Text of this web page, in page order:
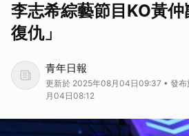
李志希綜藝節目KO黃
復仇」
青年日報
更新於 2025年08月04日09:37 • 發
月04日08:12